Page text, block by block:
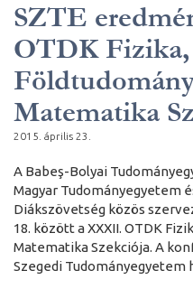
SZTE
OTDK Fizika,
Matematika
2015. április 23.
A Babeş-Bolyai
Magyar Tudományegyetem
Diákszövetség közös
18. között a XXXII. OTDK
Matematika Szekciója. A
Szegedi Tudományegyetem